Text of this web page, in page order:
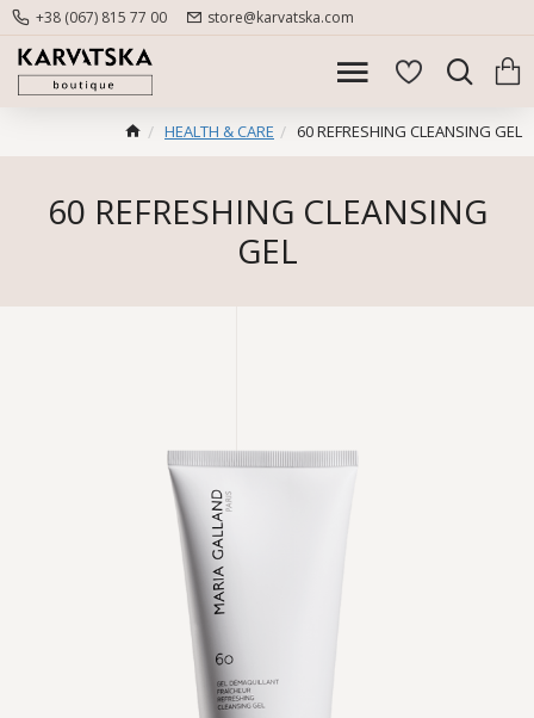
+38 (067) 815 77 00 store@karvatska.com
HEALTH & CARE 60 REFRESHING CLEANSING GEL
60 REFRESHING CLEANSING
GEL